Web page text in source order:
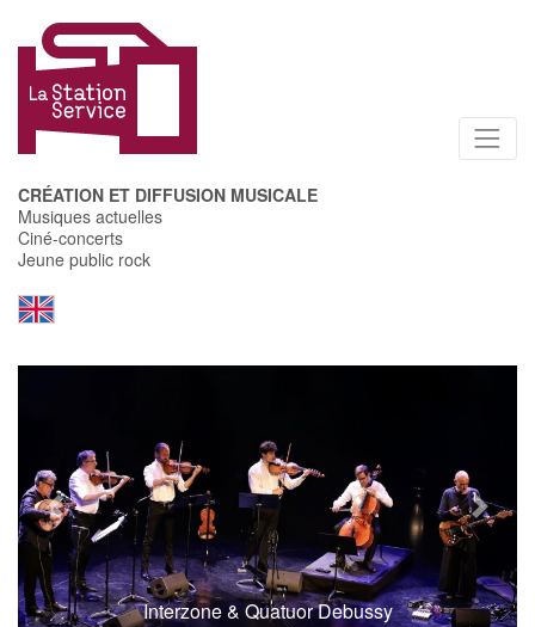
CRÉATION ET DIFFUSION MUSICALE
Musiques actuelles
Ciné-concerts
Jeune public rock
Interzone & Quatuor Debussy
Previous Next